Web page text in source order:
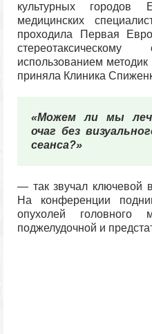
культурных
медицинских
проходила Первая
использованием методик
приняла Клиника
«Можем ли мы
очаг без
сеанса?»
— так звучал ключевой
На конференции
опухолей головного
поджелудочной и